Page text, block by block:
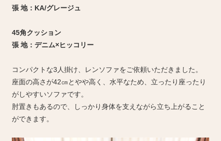
張 地：KA/グレージュ
45角クッション
張 地：デニム×ヒッコリー
コンパクトな3人掛け、レンソファをご依頼いただきました。
座面の高さが42㎝とやや高く、水平なため、立ったり座ったり
がしやすいソファです。
肘置きもあるので、しっかり身体を支えながら立ち上がること
ができます。